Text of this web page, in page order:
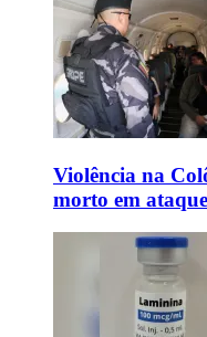
Violência na
morto em